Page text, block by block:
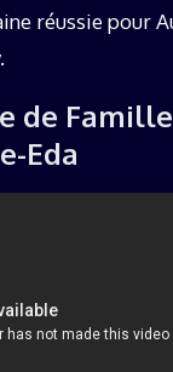
réussie pour
de
Eda